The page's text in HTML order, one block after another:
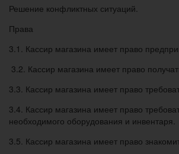
Решение конфликтных ситуаций.
Права
3.1. Кассир магазина имеет право
3.2. Кассир магазина имеет право
3.3. Кассир магазина имеет право
3.4. Кассир магазина имеет право
необходимого оборудования и инвентаря.
3.5. Кассир магазина имеет право